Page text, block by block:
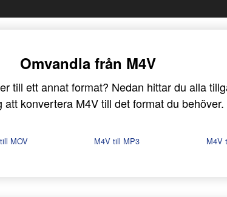
Omvandla från M4V
till ett annat format? Nedan hittar du alla
att konvertera M4V till det format du behöver.
MOV M4V till MP3 M4V